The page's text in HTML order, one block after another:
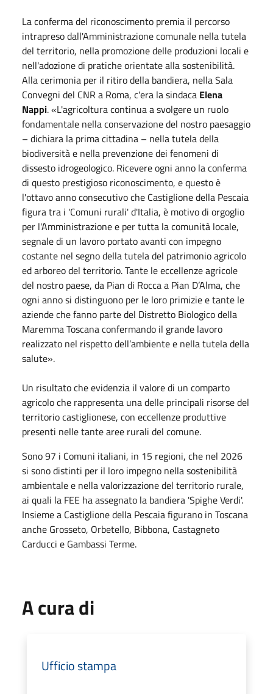
La conferma del riconoscimento premia il percorso
intrapreso dall'Amministrazione comunale nella tutela
del territorio, nella promozione delle produzioni locali e
nell'adozione di pratiche orientate alla sostenibilità.
Alla cerimonia per il ritiro della bandiera, nella Sala
Convegni del CNR a Roma, c'era la sindaca Elena
Nappi. «L'agricoltura continua a svolgere un ruolo
fondamentale nella conservazione del nostro paesaggio
– dichiara la prima cittadina – nella tutela della
biodiversità e nella prevenzione dei fenomeni di
dissesto idrogeologico. Ricevere ogni anno la conferma
di questo prestigioso riconoscimento, e questo è
l'ottavo anno consecutivo che Castiglione della Pescaia
figura tra i 'Comuni rurali' d'Italia, è motivo di orgoglio
per l'Amministrazione e per tutta la comunità locale,
segnale di un lavoro portato avanti con impegno
costante nel segno della tutela del patrimonio agricolo
ed arboreo del territorio. Tante le eccellenze agricole
del nostro paese, da Pian di Rocca a Pian D’Alma, che
ogni anno si distinguono per le loro primizie e tante le
aziende che fanno parte del Distretto Biologico della
Maremma Toscana confermando il grande lavoro
realizzato nel rispetto dell’ambiente e nella tutela della
salute».
Un risultato che evidenzia il valore di un comparto
agricolo che rappresenta una delle principali risorse del
territorio castiglionese, con eccellenze produttive
presenti nelle tante aree rurali del comune.
Sono 97 i Comuni italiani, in 15 regioni, che nel 2026
si sono distinti per il loro impegno nella sostenibilità
ambientale e nella valorizzazione del territorio rurale,
ai quali la FEE ha assegnato la bandiera 'Spighe Verdi'.
Insieme a Castiglione della Pescaia figurano in Toscana
anche Grosseto, Orbetello, Bibbona, Castagneto
Carducci e Gambassi Terme.
A cura di
Ufficio stampa